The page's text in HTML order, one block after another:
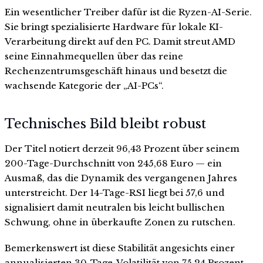
Ein wesentlicher Treiber dafür ist die Ryzen-AI-Serie.
Sie bringt spezialisierte Hardware für lokale KI-
Verarbeitung direkt auf den PC. Damit streut AMD
seine Einnahmequellen über das reine
Rechenzentrumsgeschäft hinaus und besetzt die
wachsende Kategorie der „AI-PCs“.
Technisches Bild bleibt robust
Der Titel notiert derzeit 96,43 Prozent über seinem
200-Tage-Durchschnitt von 245,68 Euro — ein
Ausmaß, das die Dynamik des vergangenen Jahres
unterstreicht. Der 14-Tage-RSI liegt bei 57,6 und
signalisiert damit neutralen bis leicht bullischen
Schwung, ohne in überkaufte Zonen zu rutschen.
Bemerkenswert ist diese Stabilität angesichts einer